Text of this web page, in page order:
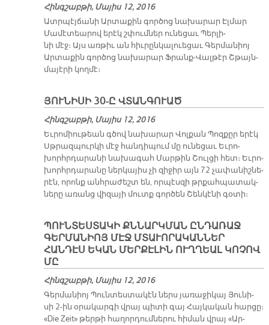
Հինգշաբթի, Մայիս 12, 2016
Ատր­պէյ­ճա­նի Ար­տա­քին գոր­ծոց նա­խա­րար Էլ­մար
Մա­մէ­տեա­րով ե­րէկ շփում­ներ ու­նե­ցաւ Պեր­լի­
նի մէջ։ Այս առ­թիւ ան հիւ­րըն­կա­լուե­ցաւ Գեր­մա­նիոյ
Ար­տա­քին գոր­ծոց նա­խա­րար Ֆրանք-Վալ­թէր Շթայն­
մա­յէ­րի կող­մէ։
ՅՈՒՆԻՍԻ 30-Ը ՎՏԱՆԳՈՒԱԾ
Հինգշաբթի, Մայիս 12, 2016
Եւ­րո­միու­թեան գծով նա­խա­րար Վոլ­քան Պոզ­քըր ե­րէկ
Սթրազ­պուր­կի մէջ հան­դի­պում մը ու­նե­ցաւ Եւ­րո­
խորհր­դա­րա­նի նա­խա­գահ Մար­թին Շուլ­ցի հետ։ Եւ­րո­
խորհր­դա­րա­նը ներ­կա­յիս չի զի­ջիր այն 72 չա­փա­նիշ­նե­
րէն, ո­րոնք անհ­րա­ժեշտ են, որ­պէս­զի թրքահ­պա­տակ­
նե­րը ա­ռանց վի­զա­յի մուտք գոր­ծեն Շեն­կէ­նի գօ­տի։
ՊՈՒՆՏԵՍՏԱԿԻ ՔՆՆԱՐԿՄԱՆ ԸՆԴԱՌԱՋ
ԳԵՐՄԱՆԻՈՅ ՄԷՋ ՄՏԱՒՈՐԱԿԱՆՆԵՐ
ՀԱՆԴԷՍ ԵԿԱՆ ՄԵՐՔԷԼԻՆ ՈՒՂՂԵԱԼ ԿՈՉՈՎ
ՄԸ
Հինգշաբթի, Մայիս 12, 2016
Գեր­մա­նիոյ Պուն­տես­տա­կէն ներս յա­ռա­ջի­կայ Յու­նի­
սի 2-ին օ­րա­կար­գի վրայ պի­տի գայ Հայ­կա­կան հար­ցը։
«Die Zeit» թեր­թի հա­ղոր­դում­նե­րու հի­ման վրայ «Ար­